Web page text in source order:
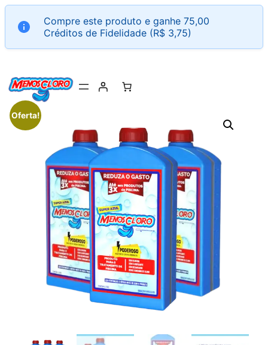
Pular
para
conteúdo
Compre este produto e ganhe 75,00
Créditos de Fidelidade (R$ 3,75)
Oferta!